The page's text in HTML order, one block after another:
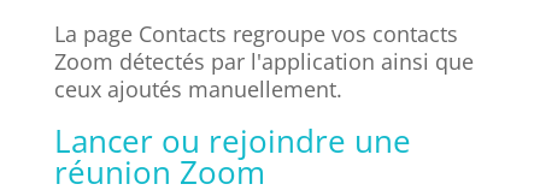
La page Contacts regroupe vos contacts
Zoom détectés par l'application ainsi que
ceux ajoutés manuellement.
Lancer ou rejoindre une
réunion Zoom